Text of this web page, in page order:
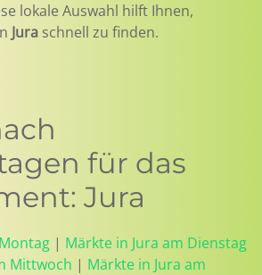
lokale Auswahl hilft Ihnen,
Jura schnell zu finden.
für das
Jura
| Märkte in Jura am Dienstag
Mittwoch | Märkte in Jura am